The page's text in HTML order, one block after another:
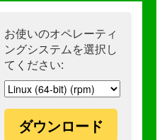
お使いのオペレーティ
ングシステムを選択し
てください:
ダウンロード